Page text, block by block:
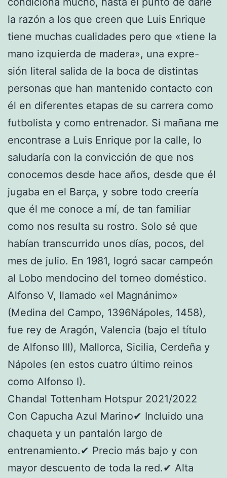
la razón a los que creen que Luis Enrique
tiene muchas cualidades pero que «tiene la
mano izquierda de madera», una expre-
sión literal salida de la boca de distintas
personas que han mantenido contacto con
él en diferentes etapas de su carrera como
futbolista y como entrenador. Si mañana me
encontrase a Luis Enrique por la calle, lo
saludaría con la convicción de que nos
conocemos desde hace años, desde que él
jugaba en el Barça, y sobre todo creería
que él me conoce a mí, de tan familiar
como nos resulta su rostro. Solo sé que
habían transcurrido unos días, pocos, del
mes de julio. En 1981, logró sacar campeón
al Lobo mendocino del torneo doméstico.
Alfonso V, llamado «el Magnánimo»
(Medina del Campo, 1396Nápoles, 1458),
fue rey de Aragón, Valencia (bajo el título
de Alfonso III), Mallorca, Sicilia, Cerdeña y
Nápoles (en estos cuatro último reinos
como Alfonso I).
Chandal Tottenham Hotspur 2021/2022
Con Capucha Azul Marino✔ Incluido una
chaqueta y un pantalón largo de
entrenamiento.✔ Precio más bajo y con
mayor descuento de toda la red.✔ Alta